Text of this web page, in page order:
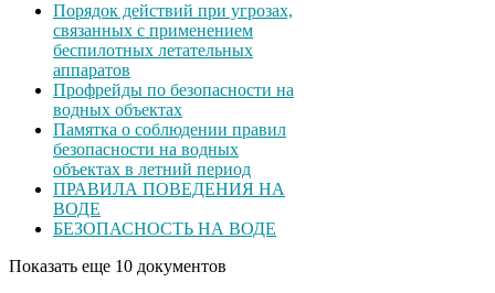
Порядок действий при угрозах,
связанных с применением
беспилотных летательных
аппаратов
Профрейды по безопасности на
водных объектах
Памятка о соблюдении правил
безопасности на водных
объектах в летний период
ПРАВИЛА ПОВЕДЕНИЯ НА
ВОДЕ
БЕЗОПАСНОСТЬ НА ВОДЕ
Показать еще 10 документов